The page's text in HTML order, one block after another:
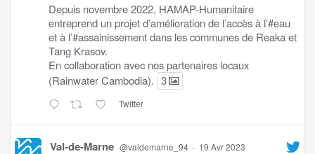
Depuis novembre 2022, HAMAP-Humanitaire
entreprend un projet d’amélioration de l’accès à l’#eau
et à l’#assainissement dans les communes de Reaka et
Tang Krasov.
En collaboration avec nos partenaires locaux
(Rainwater Cambodia). 3
Twitter
Val-de-Marne @valdemarne_94 · 19 Avr 2023